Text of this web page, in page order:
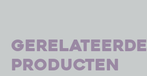
Gerelateerde
producten